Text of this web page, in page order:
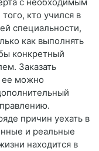
кто учился в
специальности,
как выполнять
конкретный
Заказать
ее можно
причин уехать в
и реальные
находится в